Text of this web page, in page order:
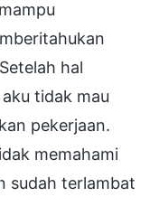
hal
tidak mau
pekerjaan.
memahami
sudah terlambat